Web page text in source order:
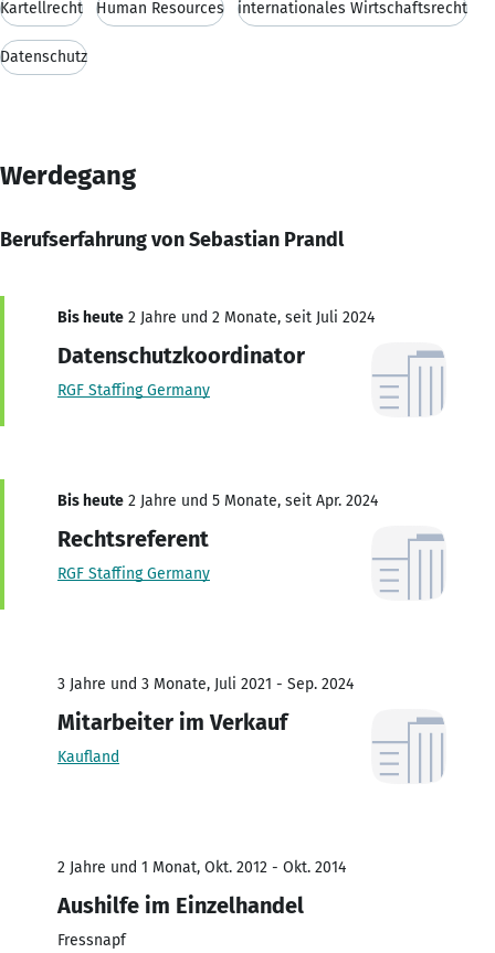
Kartellrecht Human Resources internationales Wirtschaftsrecht
Datenschutz
Werdegang
Berufserfahrung von Sebastian Prandl
Bis heute 2 Jahre und 2 Monate, seit Juli 2024
Datenschutzkoordinator
RGF Staffing Germany
Bis heute 2 Jahre und 5 Monate, seit Apr. 2024
Rechtsreferent
RGF Staffing Germany
3 Jahre und 3 Monate, Juli 2021 - Sep. 2024
Mitarbeiter im Verkauf
Kaufland
2 Jahre und 1 Monat, Okt. 2012 - Okt. 2014
Aushilfe im Einzelhandel
Fressnapf